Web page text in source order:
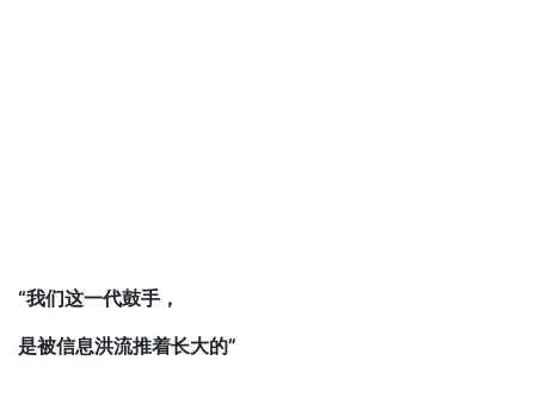
“我们这一代鼓手，
是被信息洪流推着长大的”